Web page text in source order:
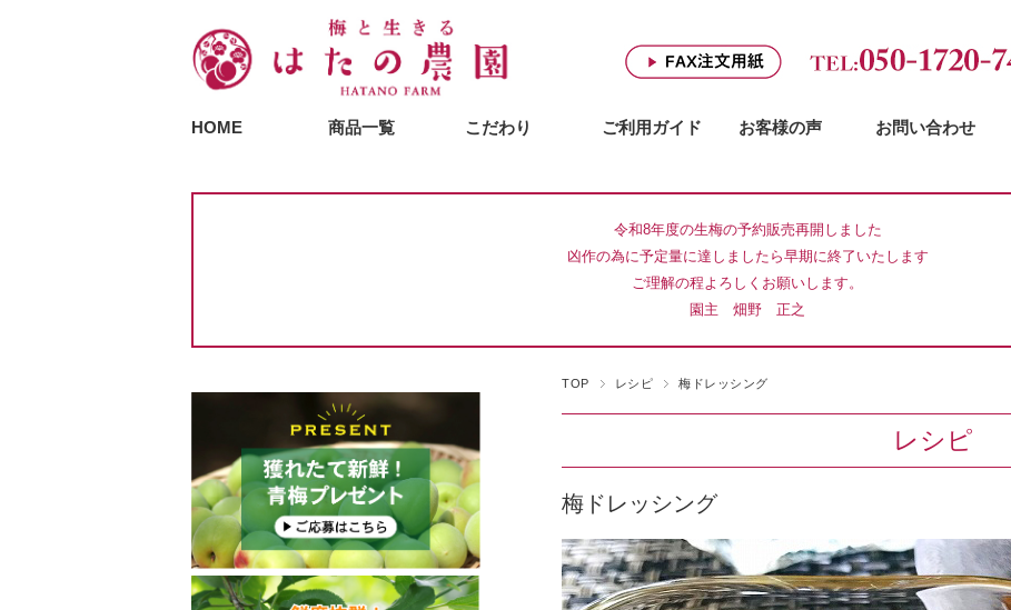
HOME 商品一覧 こだわり ご利用ガイド お客様の声 お問い合わせ
令和8年度の生梅の予約販売再開しました
凶作の為に予定量に達しましたら早期に終了いたします
ご理解の程よろしくお願いします。
園主 畑野 正之
TOP レシピ 梅ドレッシング
レシピ
梅ドレッシング